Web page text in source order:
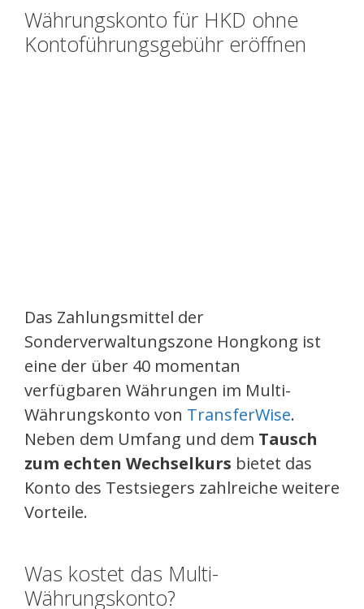
Währungskonto für HKD ohne
Kontoführungsgebühr eröffnen
Das Zahlungsmittel der
Sonderverwaltungszone Hongkong ist
eine der über 40 momentan
verfügbaren Währungen im Multi-
Währungskonto von TransferWise.
Neben dem Umfang und dem Tausch
zum echten Wechselkurs bietet das
Konto des Testsiegers zahlreiche weitere
Vorteile.
Was kostet das Multi-
Währungskonto?